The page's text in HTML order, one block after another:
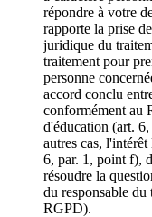
répondre à votre
rapporte la prise
juridique du
traitement pour
personne
accord conclu
conformément au
d'éducation (art.
autres cas,
6, par. 1, point f),
résoudre la
du responsable
RGPD).